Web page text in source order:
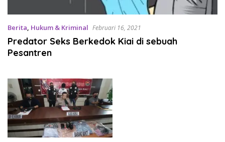
Berita, Hukum & Kriminal Februari 16, 2021
Predator Seks Berkedok Kiai di sebuah
Pesantren